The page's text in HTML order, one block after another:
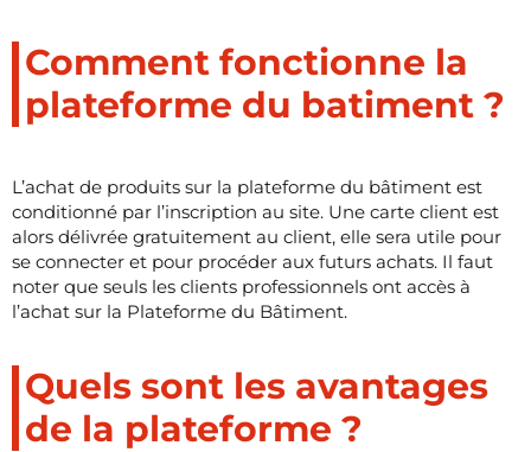
Comment fonctionne la
plateforme du batiment ?
L’achat de produits sur la plateforme du bâtiment est
conditionné par l’inscription au site. Une carte client est
alors délivrée gratuitement au client, elle sera utile pour
se connecter et pour procéder aux futurs achats. Il faut
noter que seuls les clients professionnels ont accès à
l’achat sur la Plateforme du Bâtiment.
Quels sont les avantages
de la plateforme ?